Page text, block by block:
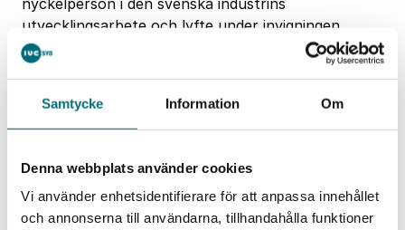
Samtycke Information Om
Denna webbplats använder cookies
Vi använder enhetsidentifierare för att anpassa innehållet
och annonserna till användarna, tillhandahålla funktioner
nyckelperson i den svenska industrins
utvecklingsarbete och lyfte under invigningen
vikten av regional samverkan.
– IUC Syds utvecklingscenter bidrar till att lösa
ett stort problem – den låga produktiviteten
bland mindre tillverkande företag. Om alla
Skåne har man dessutom knäckt koden för